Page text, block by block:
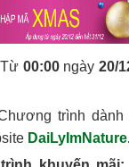
Từ 00:00ngày 20/
trình dành